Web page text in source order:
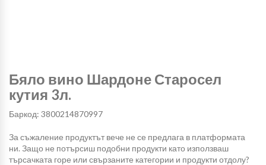
Бяло вино Шардоне Старосел
кутия 3л.
Баркод: 3800214870997
За съжаление продуктът вече не се предлага в платформата
ни. Защо не потърсиш подобни продукти като използваш
търсачката горе или свързаните категории и продукти отдолу?